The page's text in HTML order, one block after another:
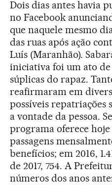
Dois dias antes havia
no Facebook
que naquele mesmo
das ruas após ação
Luís (Maranhão).
iniciativa foi um ato
súplicas do rapaz.
reafirmaram em
possíveis repatriações
a vontade da pessoa.
programa oferece hoje
passagens
benefícios; em 2016,
de 2017, 754. A
números dos anos